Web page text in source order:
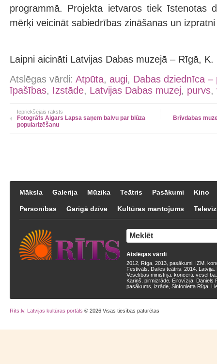
programmā. Projekta ietvaros tiek īstenotas
mērķi veicināt sabiedrības zināšanas un
Laipni aicināti Latvijas Dabas muzejā – Rīgā, K.
Atslēgas vārdi: Atpūta, augi, Dabas dziednīca –
īpašības, Izstāde, Latvijas Dabas muzej, purvs,
Iepriekšējais raksts
Fotogrāfs Aigars Lapsa saņem balvu par blūza
popularizēšanu
Brīvdabas
Māksla Galerija Mūzika Teātris Pasākumi Kino
Personības Garīgā dzīve Kultūras mantojums
Atslēgas vārdi
2012, Rīga, 2013, pasākumi, IZM,
Festivāls, Dailes teātris, 2014, Latvija,
Veselības ministrija, koncerti, veselība
Kariņš, pirmizrāde, Eirovīzija, Daniels
pasākums, izrāde, Sinfonietta Rīga,
Rīts.lv, Latvijas kultūras portāls © 2026 Visas tiesības paturētas